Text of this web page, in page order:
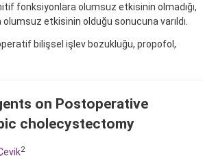
fonksiyonlara olumsuz etkisinin olmadığı,
etkisinin olduğu sonucuna varıldı.
bilişsel işlev bozukluğu, propofol,
on Postoperative
cholecystectomy
2